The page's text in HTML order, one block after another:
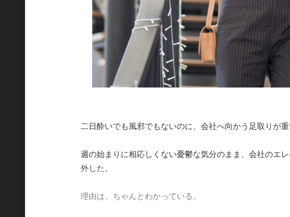
二日酔いでも風邪でもないのに、会社へ向かう足取りが重
週の始まりに相応しくない憂鬱な気分のまま、会社のエ
外した。
理由は、ちゃんとわかっている。